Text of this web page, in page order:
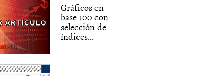
Gráficos en
base 100 con
selección de
índices...